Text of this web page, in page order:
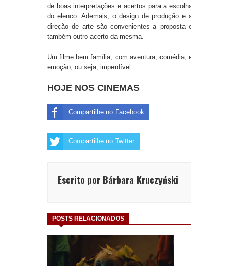
de boas interpretações e acertos para a escolha
do elenco. Ademais, o design de produção e a
direção de arte são convenientes a proposta e
também outro acerto da mesma.
Um filme bem família, com aventura, comédia, e
emoção, ou seja, imperdível.
HOJE NOS CINEMAS
Compartilhe no Facebook
Compartilhe no Twitter
Escrito por Bárbara Kruczyński
POSTS RELACIONADOS